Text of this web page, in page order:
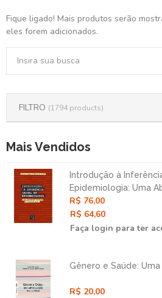
Fique ligado! Mais produtos serão
eles forem adicionados.
FILTRO (1794 products)
Mais Vendidos
Introdução à
Epidemiologia: Uma
Contrafatual
R$ 76,00
R$ 64,60
Faça login para ter
Gênero e Saúde:
R$ 20,00